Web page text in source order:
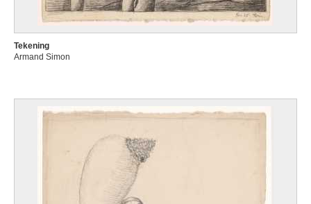
Tekening
Armand Simon